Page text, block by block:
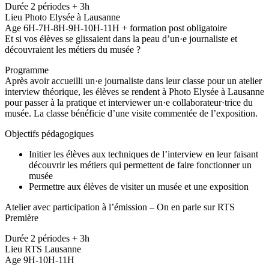
Durée 2 périodes + 3h
Lieu Photo Elysée à Lausanne
Age 6H-7H-8H-9H-10H-11H + formation post obligatoire
Et si vos élèves se glissaient dans la peau d’un·e journaliste et
découvraient les métiers du musée ?
Programme
Après avoir accueilli un·e journaliste dans leur classe pour un atelier
interview théorique, les élèves se rendent à Photo Elysée à Lausanne
pour passer à la pratique et interviewer un·e collaborateur·trice du
musée. La classe bénéficie d’une visite commentée de l’exposition.
Objectifs pédagogiques
Initier les élèves aux techniques de l’interview en leur faisant
découvrir les métiers qui permettent de faire fonctionner un
musée
Permettre aux élèves de visiter un musée et une exposition
Atelier avec participation à l’émission – On en parle sur RTS
Première
Durée 2 périodes + 3h
Lieu RTS Lausanne
Age 9H-10H-11H